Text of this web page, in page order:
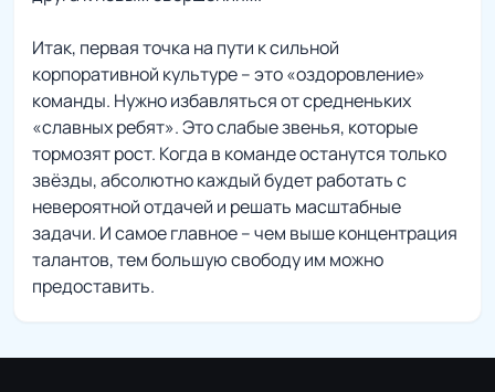
Итак, первая точка на пути к сильной
корпоративной культуре – это «оздоровление»
команды. Нужно избавляться от средненьких
«славных ребят». Это слабые звенья, которые
тормозят рост. Когда в команде останутся только
звёзды, абсолютно каждый будет работать с
невероятной отдачей и решать масштабные
задачи. И самое главное – чем выше концентрация
талантов, тем большую свободу им можно
предоставить.